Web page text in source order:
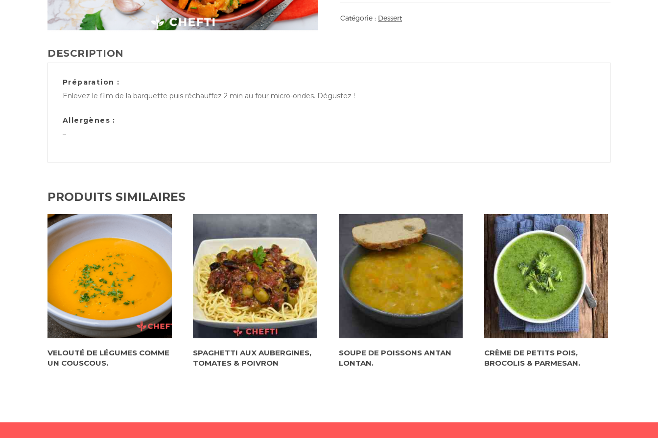
Catégorie : Dessert
DESCRIPTION
Préparation :
Enlevez le film de la barquette puis réchauffez 2 min au four micro-ondes. Dégustez !
Allergènes :
–
PRODUITS SIMILAIRES
VELOUTÉ DE LÉGUMES COMME
UN COUSCOUS.
SPAGHETTI AUX AUBERGINES,
TOMATES & POIVRON
SOUPE DE POISSONS ANTAN
LONTAN.
CRÈME DE PETITS POIS,
BROCOLIS & PARMESAN.